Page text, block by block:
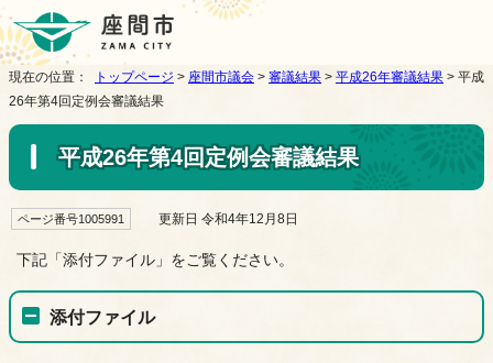
現在の位置： トップページ > 座間市議会 > 審議結果 > 平成26年審議結果 > 平成
26年第4回定例会審議結果
平成26年第4回定例会審議結果
ページ番号1005991 更新日 令和4年12月8日
下記「添付ファイル」をご覧ください。
添付ファイル